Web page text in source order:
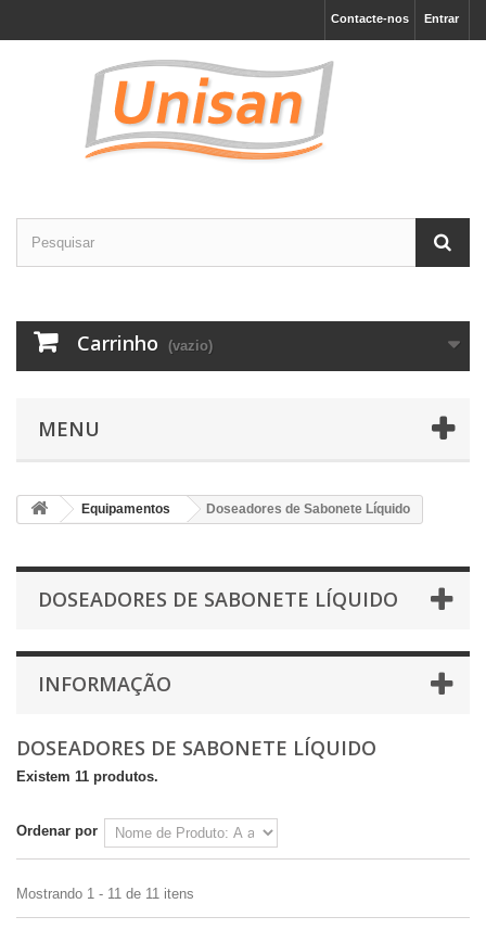
Entrar
Contacte-nos
Carrinho (vazio)
MENU
Equipamentos Doseadores de Sabonete Líquido
DOSEADORES DE SABONETE LÍQUIDO
INFORMAÇÃO
DOSEADORES DE SABONETE LÍQUIDO
Existem 11 produtos.
Ordenar por
Mostrando 1 - 11 de 11 itens